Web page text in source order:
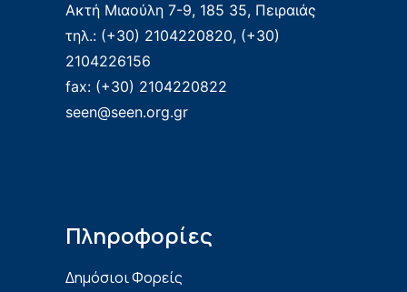
Ακτή Μιαούλη 7-9, 185 35, Πειραιάς
τηλ.: (+30) 2104220820, (+30)
2104226156
fax: (+30) 2104220822
seen@seen.org.gr
Πληροφορίες
Δημόσιοι Φορείς